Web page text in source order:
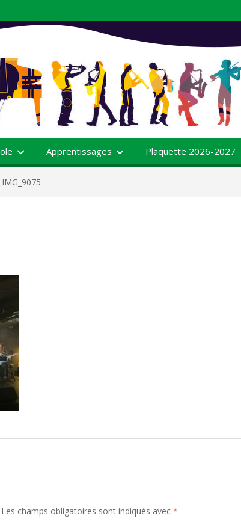
Apprentissages Plaquette 2026-2027
IMG_9075
Les champs obligatoires sont indiqués avec *